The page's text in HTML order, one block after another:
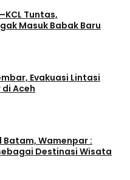
Tuntas,
Masuk Babak Baru
Evakuasi Lintasi
Aceh
Batam, Wamenpar :
Destinasi Wisata